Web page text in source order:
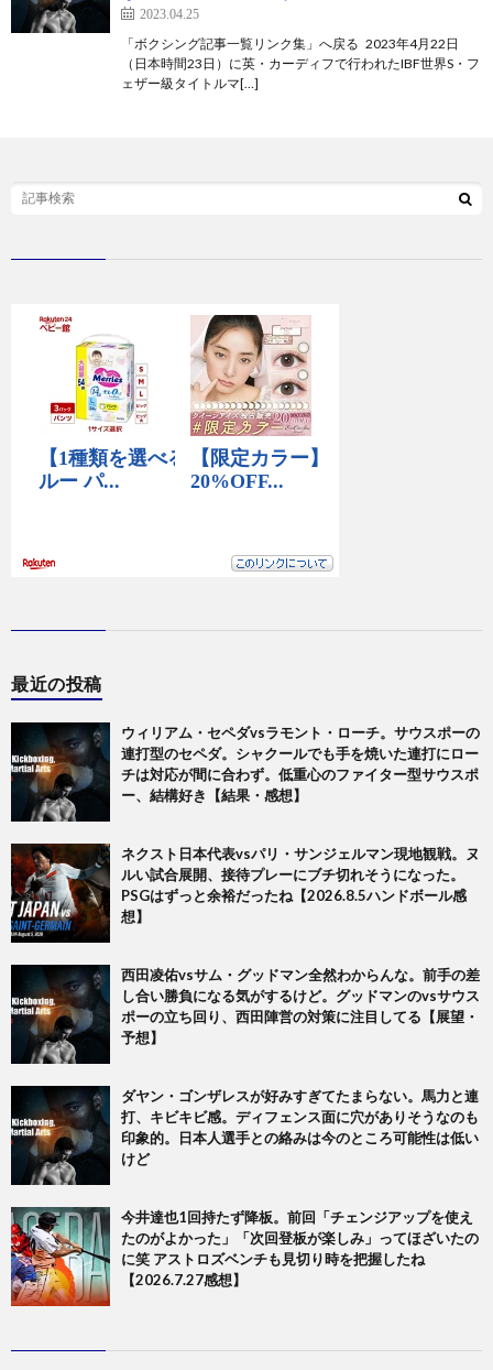
2023.04.25
「ボクシング記事一覧リンク集」へ戻る 2023年4月22日
（日本時間23日）に英・カーディフで行われたIBF世界S・フ
ェザー級タイトルマ[…]
最近の投稿
ウィリアム・セペダvsラモント・ローチ。サウスポーの
連打型のセペダ。シャクールでも手を焼いた連打にロー
チは対応が間に合わず。低重心のファイター型サウスポ
ー、結構好き【結果・感想】
ネクスト日本代表vsパリ・サンジェルマン現地観戦。ヌ
ルい試合展開、接待プレーにブチ切れそうになった。
PSGはずっと余裕だったね【2026.8.5ハンドボール感
想】
西田凌佑vsサム・グッドマン全然わからんな。前手の差
し合い勝負になる気がするけど。グッドマンのvsサウス
ポーの立ち回り、西田陣営の対策に注目してる【展望・
予想】
ダヤン・ゴンザレスが好みすぎてたまらない。馬力と連
打、キビキビ感。ディフェンス面に穴がありそうなのも
印象的。日本人選手との絡みは今のところ可能性は低い
けど
今井達也1回持たず降板。前回「チェンジアップを使え
たのがよかった」「次回登板が楽しみ」ってほざいたの
に笑 アストロズベンチも見切り時を把握したね
【2026.7.27感想】